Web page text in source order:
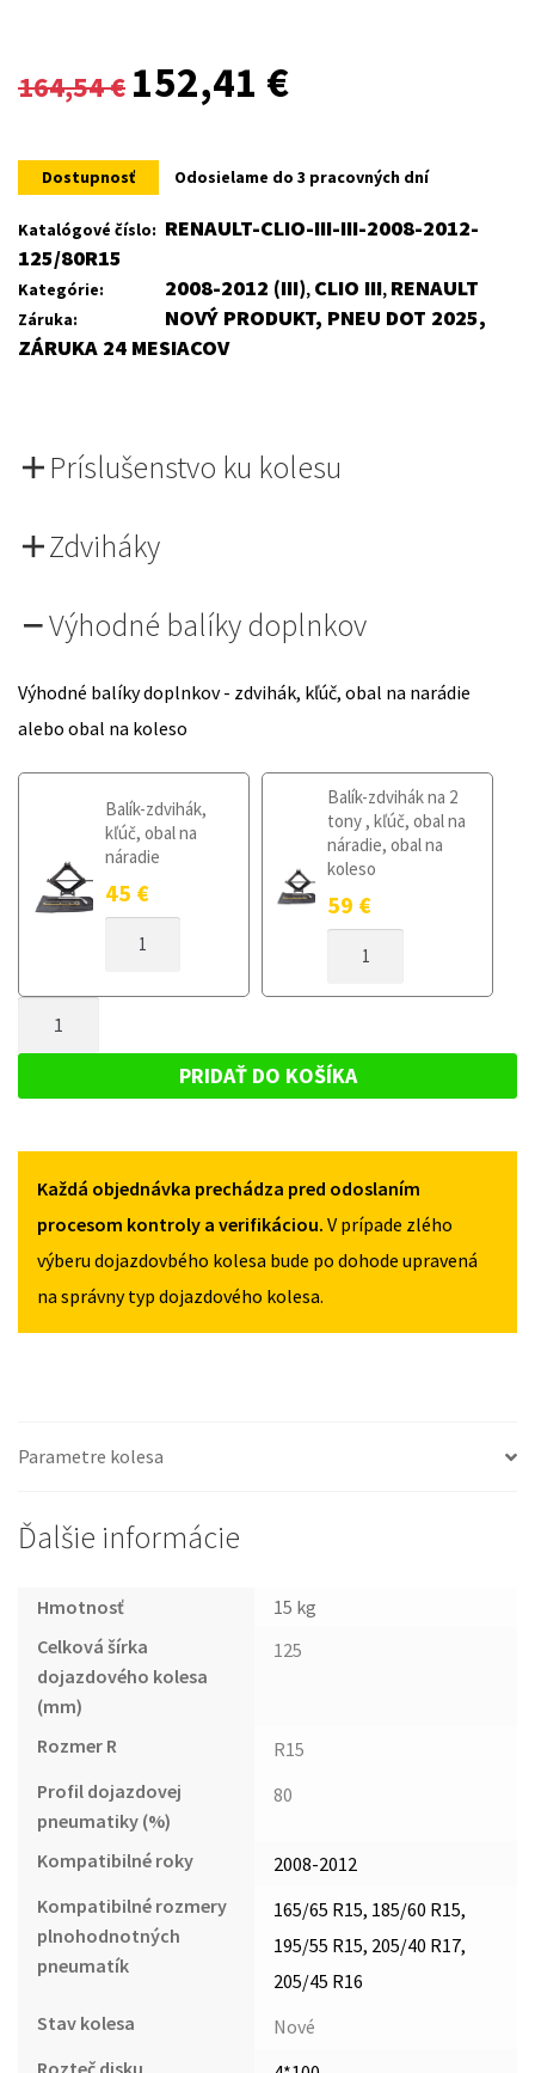
164,54€
Original
was:
164,54 €.
152,41 €
is:
152,41 €.
Dostupnosť Odosielame do 3 pracovných dní
Katalógové číslo: RENAULT-CLIO-III-III-2008-2012-
125/80R15
Kategórie: 2008-2012 (III), CLIO III, RENAULT
Záruka:
NOVÝ PRODUKT, PNEU DOT 2025,
ZÁRUKA 24 MESIACOV
Príslušenstvo ku kolesu
Zdviháky
Výhodné balíky doplnkov
Výhodné balíky doplnkov - zdvihák, kľúč, obal na narádie
alebo obal na koleso
Balík-zdvihák,
kľúč, obal na
náradie
45 €
DOJAZDOVÉ
RENAULT
III
2008-
Balík-zdvihák na 2
tony , kľúč, obal na
náradie, obal na
koleso
59 €
DOJAZDOVÉ
III
III
125/80R15
4X100
RENAULT
2008-
2012
4X100
PRIDAŤ DO KOŠÍKA
Každá objednávka prechádza pred odoslaním
procesom kontroly a verifikáciou. V prípade zlého
výberu dojazdovbého kolesa bude po dohode upravená
na správny typ dojazdového kolesa.
Parametre kolesa
Ďalšie informácie
Hmotnosť
15 kg
Celková šírka
dojazdového kolesa
(mm)
125
Rozmer R
R15
Profil dojazdovej
pneumatiky (%)
80
Kompatibilné roky
2008-2012
Kompatibilné rozmery
plnohodnotných
pneumatík
165/65 R15, 185/60 R15,
195/55 R15, 205/40 R17,
205/45 R16
Stav kolesa
Nové
Rozteč disku